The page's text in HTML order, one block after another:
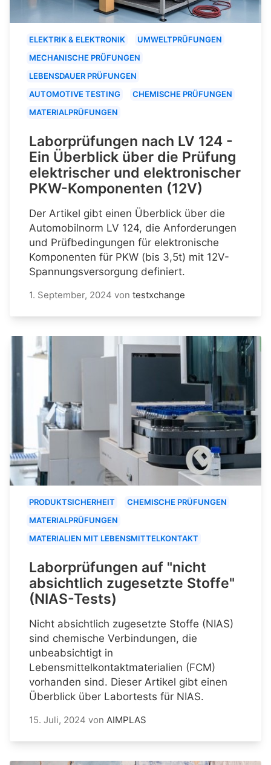
ELEKTRIK & ELEKTRONIK
UMWELTPRÜFUNGEN
MECHANISCHE PRÜFUNGEN
LEBENSDAUER PRÜFUNGEN
AUTOMOTIVE TESTING
CHEMISCHE PRÜFUNGEN
MATERIALPRÜFUNGEN
Laborprüfungen nach LV 124 -
Ein Überblick über die Prüfung
elektrischer und elektronischer
PKW-Komponenten (12V)
Der Artikel gibt einen Überblick über die
Automobilnorm LV 124, die Anforderungen
und Prüfbedingungen für elektronische
Komponenten für PKW (bis 3,5t) mit 12V-
Spannungsversorgung definiert.
1. September, 2024 von testxchange
PRODUKTSICHERHEIT
CHEMISCHE PRÜFUNGEN
MATERIALPRÜFUNGEN
MATERIALIEN MIT LEBENSMITTELKONTAKT
Laborprüfungen auf "nicht
absichtlich zugesetzte Stoffe"
(NIAS-Tests)
Nicht absichtlich zugesetzte Stoffe (NIAS)
sind chemische Verbindungen, die
unbeabsichtigt in
Lebensmittelkontaktmaterialien (FCM)
vorhanden sind. Dieser Artikel gibt einen
Überblick über Labortests für NIAS.
15. Juli, 2024 von AIMPLAS